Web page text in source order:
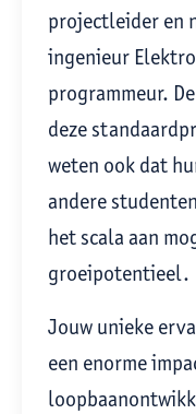
projectleider en
ingenieur
programmeur.
deze
weten ook dat
andere
het scala aan
groeipotentieel.
Jouw unieke
een enorme